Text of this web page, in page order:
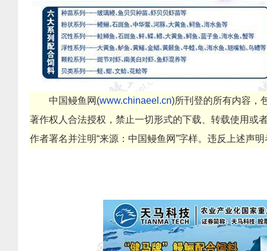
中国鳗鱼网 (www.chinaeel.cn)所刊登的所有内容，
著作权人合法授权，禁止一切形式的下载、转载使用或
作者署名并注明“来源：中国鳗鱼网”字样。违反上述声